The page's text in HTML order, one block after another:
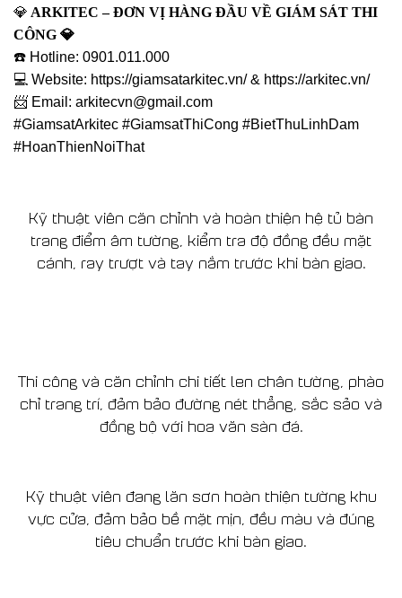
💎 ARKITEC – ĐƠN VỊ HÀNG ĐẦU VỀ GIÁM SÁT THI
CÔNG 💎
☎️ Hotline: 0901.011.000
💻 Website: https://giamsatarkitec.vn/ & https://arkitec.vn/
📨 Email: arkitecvn@gmail.com
#GiamsatArkitec #GiamsatThiCong #BietThuLinhDam
#HoanThienNoiThat
Kỹ thuật viên căn chỉnh và hoàn thiện hệ tủ bàn
trang điểm âm tường, kiểm tra độ đồng đều mặt
cánh, ray trượt và tay nắm trước khi bàn giao.
Thi công và căn chỉnh chi tiết len chân tường, phào
chỉ trang trí, đảm bảo đường nét thẳng, sắc sảo và
đồng bộ với hoa văn sàn đá.
Kỹ thuật viên đang lăn sơn hoàn thiện tường khu
vực cửa, đảm bảo bề mặt mịn, đều màu và đúng
tiêu chuẩn trước khi bàn giao.